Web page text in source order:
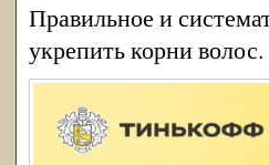
Правильное и
укрепить корни волос.